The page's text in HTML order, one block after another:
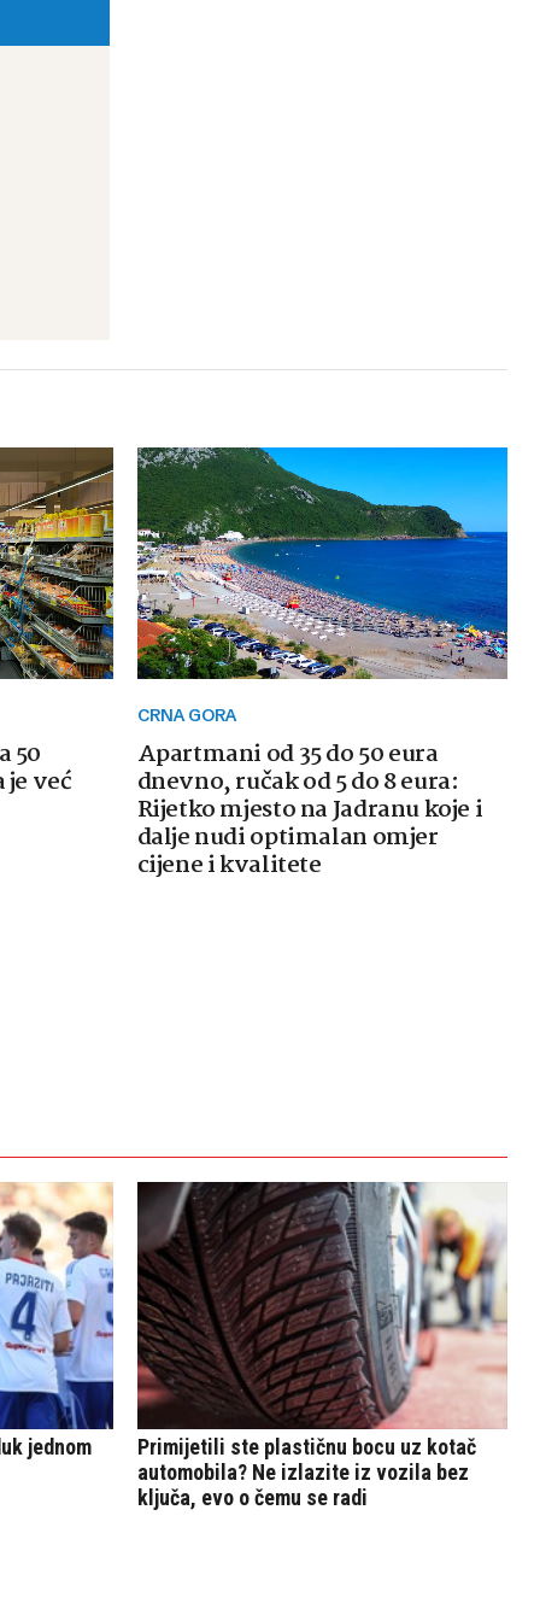
50
već
CRNA GORA
Apartmani od 35 do 50 eura
dnevno, ručak od 5 do 8 eura:
Rijetko mjesto na Jadranu koje i
dalje nudi optimalan omjer
cijene i kvalitete